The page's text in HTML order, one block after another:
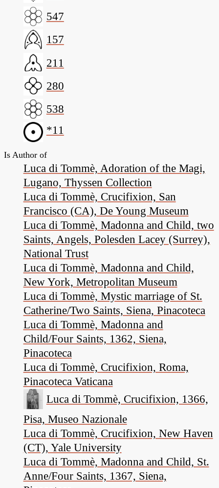
547
157
211
280
538
*11
Is Author of
Luca di Tommè, Adoration of the Magi,
Lugano, Thyssen Collection
Luca di Tommè, Crucifixion, San
Francisco (CA), De Young Museum
Luca di Tommè, Madonna and Child, two
Saints, Angels, Polesden Lacey (Surrey),
National Trust
Luca di Tommè, Madonna and Child,
New York, Metropolitan Museum
Luca di Tommè, Mystic marriage of St.
Catherine/Two Saints, Siena, Pinacoteca
Luca di Tommè, Madonna and
Child/Four Saints, 1362, Siena,
Pinacoteca
Luca di Tommè, Crucifixion, Roma,
Pinacoteca Vaticana
Luca di Tommè, Crucifixion, 1366,
Pisa, Museo Nazionale
Luca di Tommè, Crucifixion, New Haven
(CT), Yale University
Luca di Tommè, Madonna and Child, St.
Anne/Four Saints, 1367, Siena,